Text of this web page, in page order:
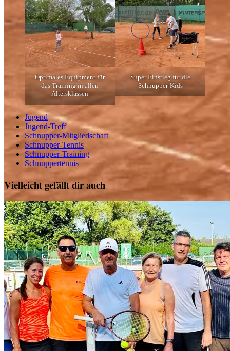
Optimales Equipment für
das Training in allen
Altersklassen
Super Einstieg für die
Schnupper-Kids
Jugend
Jugend-Treff
Schnupper-Mitgliedschaft
Schnupper-Tennis
Schnupper-Training
Schnuppertennis
Vielleicht gefällt dir auch